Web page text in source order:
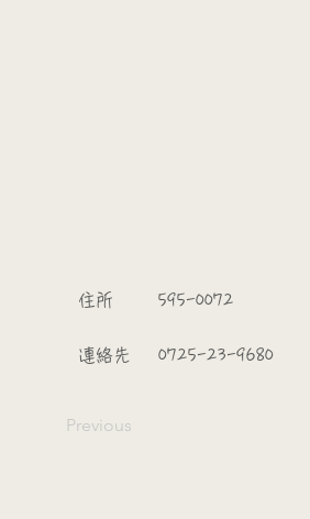
​​住所 595-0072
​連絡先 0725-23-9680
Previous